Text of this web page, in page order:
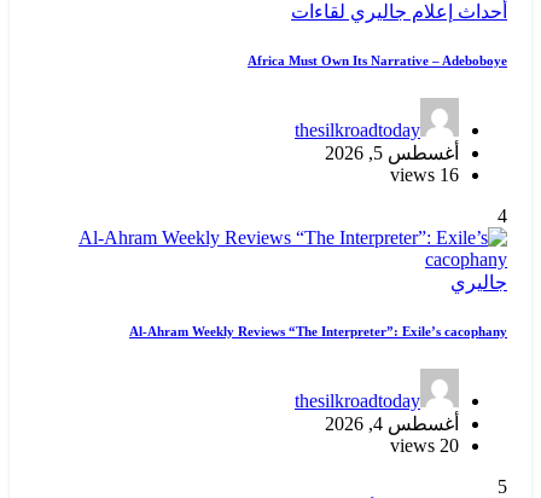
أحداث إعلام جاليري لقاءات
Africa Must Own Its Narrative – Adeboboye
thesilkroadtoday
أغسطس 5, 2026
16 views
4
جاليري
Al-Ahram Weekly Reviews “The Interpreter”: Exile’s cacophany
thesilkroadtoday
أغسطس 4, 2026
20 views
5